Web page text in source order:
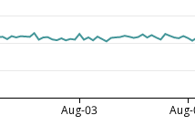
Aug-03